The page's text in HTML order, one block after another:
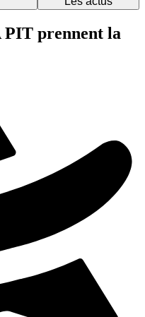
PIT prennent la